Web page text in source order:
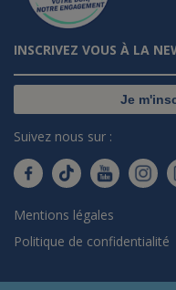
INSCRIVEZ VOUS À LA
Je
Suivez nous sur :
Mentions légales
Politique de confidentialité